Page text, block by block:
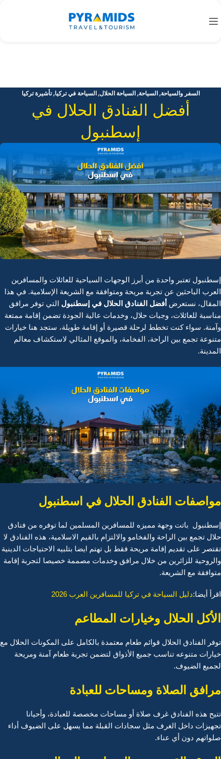
السفر والسياحة, السياحة, السياحة الحلال, السياحة في تركيا,تأشيرة تركيا
أفضل الفنادق الحلال في
إسطنبول
إسطنبول تعتبر واحدة من أبرز الوجهات السياحية للعائلات والمسافرين
العرب الباحثين عن تجربة مريحة ومتوافقة مع الشريعة الإسلامية. في هذا
المقال، نستعرض أفضل الفنادق الحلال في إسطنبول التي توفر مرافق
مناسبة للعائلات، وجبات حلال، وخدمات عالية الجودة تضمن إقامة ممتعة
وآمنة. سواء كنت تخطط لرحلة قصيرة أو إقامة طويلة، ستجد هنا خيارات
متنوعة تجمع بين الراحة، الفخامة، والموقع المثالي لاستكشاف معالم
المدينة.
مواصفات الفنادق الحلال في اسطنبول
إسطنبول باتت وجهة مميزه للمسافرين المسلمين لما توفره من فنادق
حلال تجمع بين الراحة والفخامو والالتزام بالقيم الاسلامية، هذه الفنادق لا
تقتصر على تقديم إقامة مريحة فقط بل تهتم ايضا بتلبيه الاحتياجات الدينية
والروحية للزائرين من خلال مرافق وخدمات مصممة خصيصا لتجربة إقامة
متوافقة مع الشريعة.
اقرأ أيضا:دليل السياحة في تركيا للمسافرين العرب 2026
الأكل الحلال وخيارات المطاعم
توفر الفنادق الحلال قوائم طعام معتمدة بالكامل على المكونات الحلال مع
خيارات متنوعه تناسب جميع الأذواق لتضمن تجربة طعام آمنة ومريحة
لجميع الضيوف.
مرافق الصلاة ومساحات للعبادة
تتيح هذه الفنادق غرف صلاة أو مساحات مخصصة للعبادة، وأحيانا
تجهيزات داخل الغرف مثل سجادات القبلة مما يسهل على الضيوف أداء
صلواتهم دون أي عناء.